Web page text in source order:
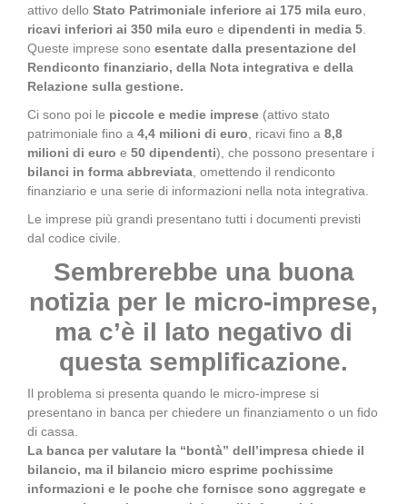
attivo dello Stato Patrimoniale inferiore ai 175 mila euro
ricavi inferiori ai 350 mila euro e dipendenti in media 5
Queste imprese sono esentate dalla presentazione del
Rendiconto finanziario, della Nota integrativa e della
Relazione sulla gestione.
Ci sono poi le piccole e medie imprese (attivo stato
patrimoniale fino a 4,4 milioni di euro , ricavi fino a 8,8
milioni di euro e 50 dipendenti), che possono presentare i
bilanci in forma abbreviata , omettendo il rendiconto
finanziario e una serie di informazioni nella nota integrativa.
Le imprese più grandi presentano tutti i documenti previsti
dal codice civile.
Sembrerebbe una buona
notizia per le micro-imprese,
ma c’è il lato negativo di
questa semplificazione.
Il problema si presenta quando le micro-imprese si
presentano in banca per chiedere un finanziamento o un fido
di cassa.
La banca per valutare la “bontà” dell’impresa chiede il
bilancio, ma il bilancio micro esprime pochissime
informazioni e le poche che fornisce sono aggregate e